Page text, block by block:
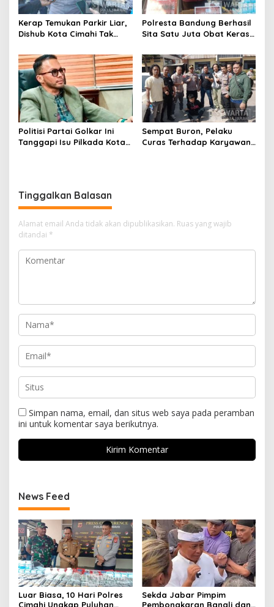
Kerap Temukan Parkir Liar,
Dishub Kota Cimahi Tak
Pembinaan
Polresta Bandung Berhasil
Sita Satu Juta Obat Keras
Kasus Narkoba
Politisi Partai Golkar Ini
Tanggapi Isu Pilkada Kota
Sempat Buron, Pelaku
Curas Terhadap Karyawan
Tinggalkan Balasan
Alamat email Anda tidak akan dipublikasikan. Ruas yang wajib
ditandai *
Simpan nama, email, dan situs web saya pada peramban
ini untuk komentar saya berikutnya.
News Feed
Luar Biasa, 10 Hari Polres
Cimahi Ungkap Puluhan
Sekda Jabar Pimpim
Pembongkaran Bangli dan